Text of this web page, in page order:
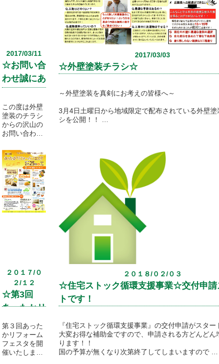
夏本番に向け
て家の中で快
適に過ごせる
ように先取り
か？？
2017/03/11
☆お問い合
わせ誠にあ
ざいます☆
この度は外壁
塗装のチラシ
からの沢山の
お問い合わせ
うございま
す。
無料お見積り
依頼でプレゼ
ントさせて頂
いています
「無料小冊
お問い合わせ
の際にご質問
いただいた
に
お応えいたし
まして、項目
を公開します
2017/03/03
☆外壁塗装チラシ☆
～外壁塗装を真剣にお考えの皆様へ～
3月4日土曜日から地域限定で配布されている外壁塗
シを公開！！
特に見ていただきたいのが、私達が3ヶ月かけて丁
ました無料小冊子！！
無料お見積り依頼を頂いたお客様限定でプレゼント
２０１７/０
２/１２
☆第3回
あったかリ
フォームフ
ェスタ☆
第３回あった
かリフォーム
フェスタを開
催いたしま
２０１８/０２/０３
☆住宅ストック循環支援事業☆交付申請
トです！
『住宅ストック循環支援事業』の交付申請がスタ
大変お得な補助金ですので、申請される方どんどん
ります！！
国の予算が無くなり次第終了してしまいますので